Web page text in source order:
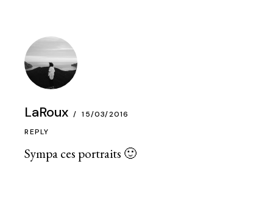
LaRoux 15/03/2016
Sympa ces portraits 🙂
REPLY